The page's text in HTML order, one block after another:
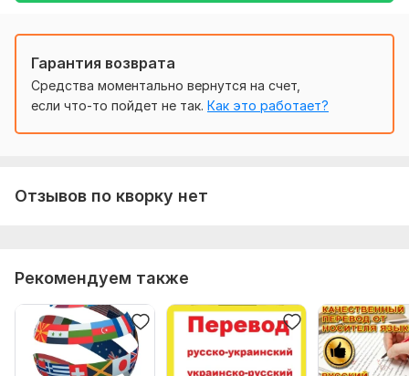
Пришлите текст, который вам необходимо перевести.
Тематика: Интернет и технологии,Образование и наука,
Объем услуги в кворке:
Гарантия возврата
Средства моментально вернутся на счет,
если что-то пойдет не так. Как это работает?
Отзывов по кворку нет
Рекомендуем также